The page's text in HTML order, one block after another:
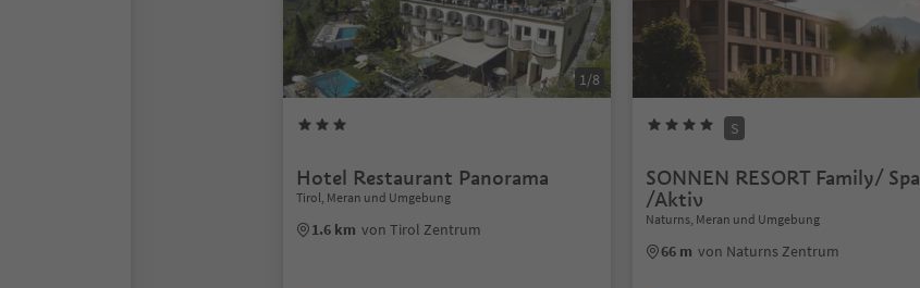
1/8
Hotel Restaurant Panorama
Tirol, Meran und Umgebung
1.6 km von Tirol Zentrum
S
SONNEN RESORT Family/ Spa
/Aktiv
Naturns, Meran und Umgebung
66 m von Naturns Zentrum